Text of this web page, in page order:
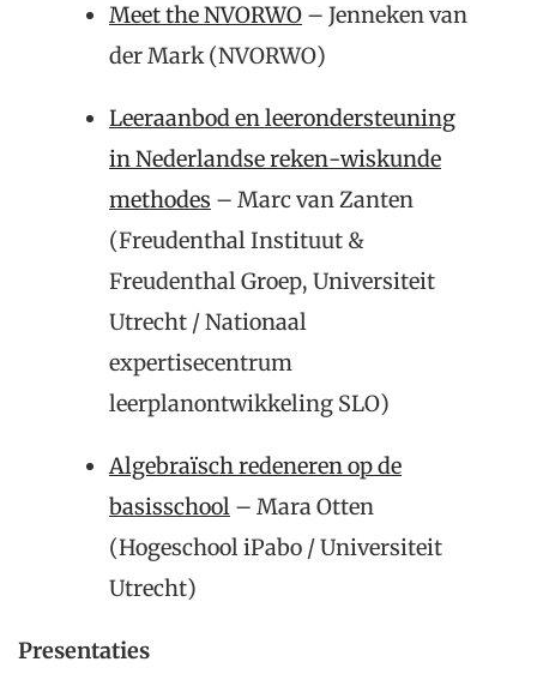
Meet the NVORWO – Jenneken van
der Mark (NVORWO)
Leeraanbod en leerondersteuning
in Nederlandse reken-wiskunde
methodes – Marc van Zanten
(Freudenthal Instituut &
Freudenthal Groep, Universiteit
Utrecht / Nationaal
expertisecentrum
leerplanontwikkeling SLO)
Algebraïsch redeneren op de
basisschool – Mara Otten
(Hogeschool iPabo / Universiteit
Utrecht)
Presentaties